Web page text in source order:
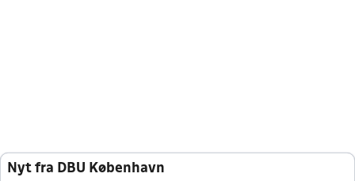
Nyt fra DBU København